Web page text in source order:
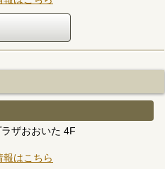
ザおおいた 4F
はこちら